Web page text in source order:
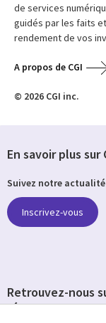
de services
guidés par les faits
rendement de vos
A propos de CGI
© 2026 CGI inc.
En savoir plus sur
Suivez notre actualité
Inscrivez-vous
Retrouvez-nous
réseaux